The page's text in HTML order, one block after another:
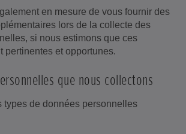
en mesure de vous fournir des
lors de la collecte des
si nous estimons que ces
pertinentes et opportunes.
que nous collectons
types de données personnelles